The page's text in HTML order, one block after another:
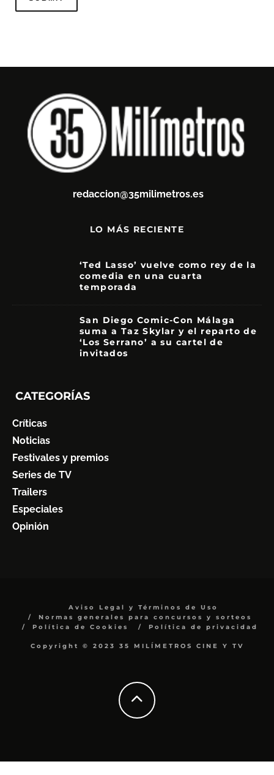
redaccion@35milimetros.es
LO MÁS RECIENTE
‘Ted Lasso’ vuelve como rey de la
comedia en una cuarta
temporada
San Diego Comic-Con Málaga
suma a Taz Skylar y el reparto de
‘Los Serrano’ a su cartel de
invitados
CATEGORÍAS
Críticas
Noticias
Festivales y premios
Series de TV
Trailers
Especiales
Opinión
Aviso Legal y Términos de Uso
Normas generales para concursos y sorteos
Política de Cookies
Política de privacidad
Copyright © 2023 35 MILÍMETROS CINE Y TV